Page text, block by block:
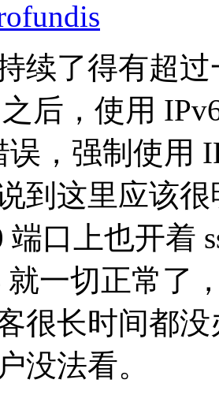
续了得有超
后，使用
误，强制使用
到这里应该
端口上也开着
就一切正常
很长时间都
没法看。